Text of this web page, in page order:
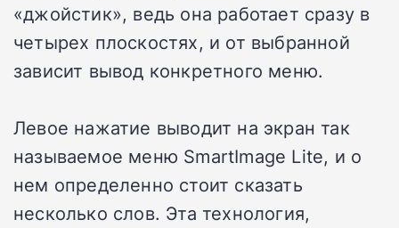
«джойстик», ведь она работает сразу в
четырех плоскостях, и от выбранной
зависит вывод конкретного меню.
Левое нажатие выводит на экран так
называемое меню SmartImage Lite, и о
нем определенно стоит сказать
несколько слов. Эта технология,